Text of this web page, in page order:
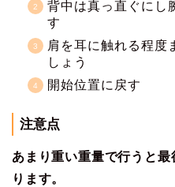
背中は真っ直ぐにし
す
肩を耳に触れる程度
しょう
開始位置に戻す
注意点
あまり重い重量で行うと
ります。